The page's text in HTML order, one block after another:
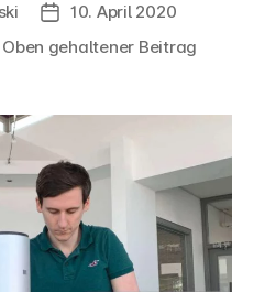
Veröffentlichungsdatum
10. April 2020
Oben gehaltener Beitrag